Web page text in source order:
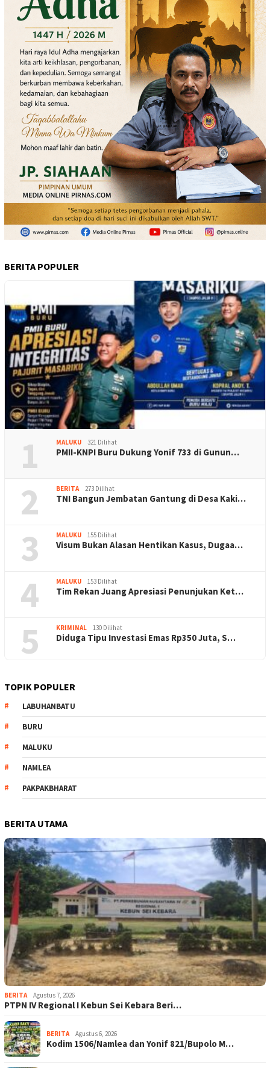
BERITA POPULER
1 MALUKU 321 Dilihat
PMII-KNPI Buru Dukung Yonif 733 di Gunun…
2 BERITA 273 Dilihat
TNI Bangun Jembatan Gantung di Desa Kaki…
3 MALUKU 155 Dilihat
Visum Bukan Alasan Hentikan Kasus, Dugaa…
4 MALUKU 153 Dilihat
Tim Rekan Juang Apresiasi Penunjukan Ket…
5 KRIMINAL 130 Dilihat
Diduga Tipu Investasi Emas Rp350 Juta, S…
TOPIK POPULER
LABUHANBATU
BURU
MALUKU
NAMLEA
PAKPAKBHARAT
BERITA UTAMA
BERITA Agustus 7, 2026
PTPN IV Regional I Kebun Sei Kebara Beri…
BERITA Agustus 6, 2026
Kodim 1506/Namlea dan Yonif 821/Bupolo M…